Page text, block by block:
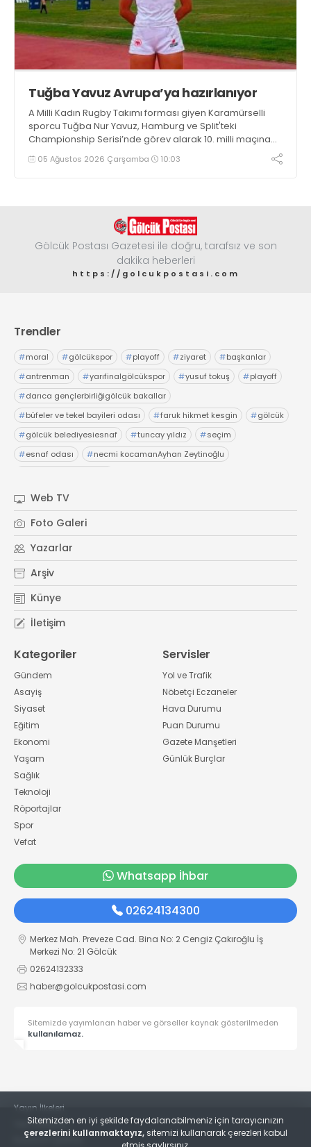
Tuğba Yavuz Avrupa’ya hazırlanıyor
A Milli Kadın Rugby Takımı forması giyen Karamürselli
sporcu Tuğba Nur Yavuz, Hamburg ve Split'teki
Championship Serisi’nde görev alarak 10. milli maçına
çıkma eşiğini geride bıraktı
05 Ağustos 2026 Çarşamba 10:03
Gölcük Postası Gazetesi ile doğru, tarafsız ve son
dakika heberleri
https://golcukpostasi.com
Trendler
#moral #gölcükspor #playoff #ziyaret #başkanlar
#antrenman #yarıfinalgölcükspor #yusuf tokuş #playoff
#darıca gençlerbirliğigölcük bakallar
#büfeler ve tekel bayileri odası #faruk hikmet kesgin #gölcük
#gölcük belediyesiesnaf #tuncay yıldız #seçim
#esnaf odası #necmi kocamanAyhan Zeytinoğlu
Web TV
Foto Galeri
Yazarlar
Arşiv
Künye
İletişim
Kategoriler
Gündem
Asayiş
Siyaset
Eğitim
Ekonomi
Yaşam
Sağlık
Teknoloji
Röportajlar
Spor
Vefat
Servisler
Yol ve Trafik
Nöbetçi Eczaneler
Hava Durumu
Puan Durumu
Gazete Manşetleri
Günlük Burçlar
Whatsapp İhbar
02624134300
Merkez Mah. Preveze Cad. Bina No: 2 Cengiz Çakıroğlu İş
Merkezi No: 21 Gölcük
02624132333
haber@golcukpostasi.com
Sitemizde yayımlanan haber ve görseller kaynak gösterilmeden
kullanılamaz.
Yayın İlkeleri
Veri Politikası
Kullanım Şartları
Sitemizden en iyi şekilde faydalanabilmeniz için tarayıcınızın
çerezlerini kullanmaktayız, sitemizi kullanarak çerezleri kabul